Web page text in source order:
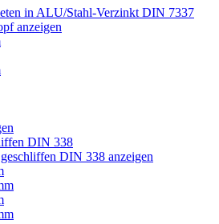
in ALU/Stahl-Verzinkt DIN 7337
anzeigen
DIN 338
DIN 338 anzeigen